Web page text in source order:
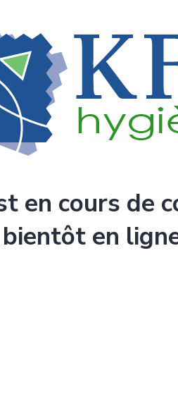
en cours de
bientôt en